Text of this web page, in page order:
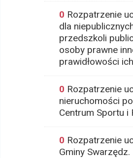
0 Rozpatrzenie
dla
przedszkoli
osoby prawne
prawidłowości
0 Rozpatrzenie
nieruchomości
Centrum Sportu i
0 Rozpatrzenie
Gminy Swarzędz.